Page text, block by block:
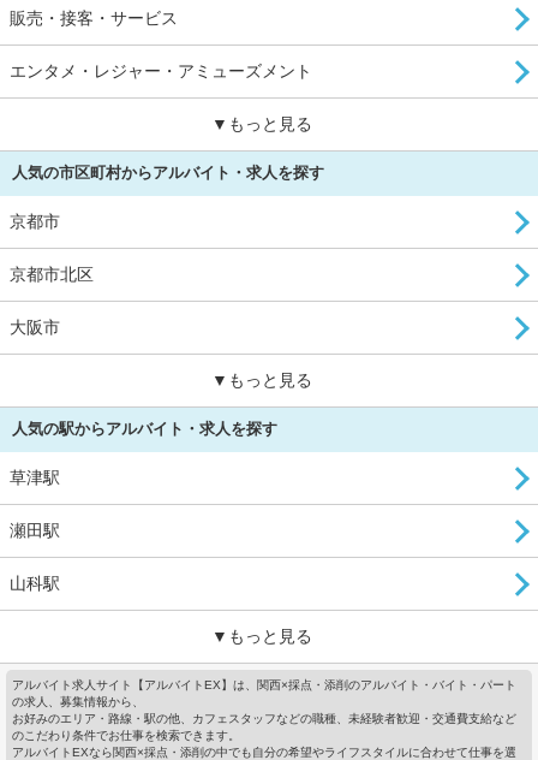
販売・接客・サービス
エンタメ・レジャー・アミューズメント
▼もっと見る
人気の市区町村からアルバイト・求人を探す
京都市
京都市北区
大阪市
▼もっと見る
人気の駅からアルバイト・求人を探す
草津駅
瀬田駅
山科駅
▼もっと見る
アルバイト求人サイト【アルバイトEX】は、関西×採点・添削のアルバイト・バイト・パート
の求人、募集情報から、
お好みのエリア・路線・駅の他、カフェスタッフなどの職種、未経験者歓迎・交通費支給など
のこだわり条件でお仕事を検索できます。
アルバイトEXなら関西×採点・添削の中でも自分の希望やライフスタイルに合わせて仕事を選